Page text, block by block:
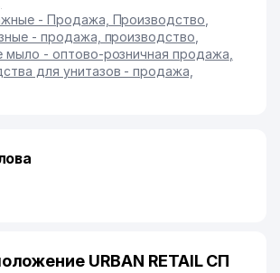
- Продажа, Производство
- продажа, производство
мыло - оптово-розничная продажа
для унитазов - продажа,
URBAN RETAIL СП